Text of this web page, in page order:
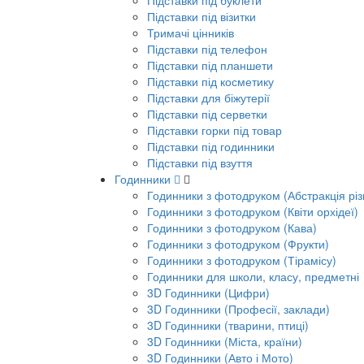
Підставки під візитки
Тримачі цінників
Підставки під телефон
Підставки під планшети
Підставки під косметику
Підставки для біжутерії
Підставки під серветки
Підставки горки під товар
Підставки під годинники
Підставки під взуття
Годинники
Годинники з фотодруком (Абстракція
Годинники з фотодруком (Квіти орхідеї)
Годинники з фотодруком (Кава)
Годинники з фотодруком (Фрукти)
Годинники з фотодруком (Тірамісу)
Годинники для школи, класу, предметні
3D Годинники (Цифри)
3D Годинники (Професії, заклади)
3D Годинники (тварини, птиці)
3D Годинники (Міста, країни)
3D Годинники (Авто і Мото)